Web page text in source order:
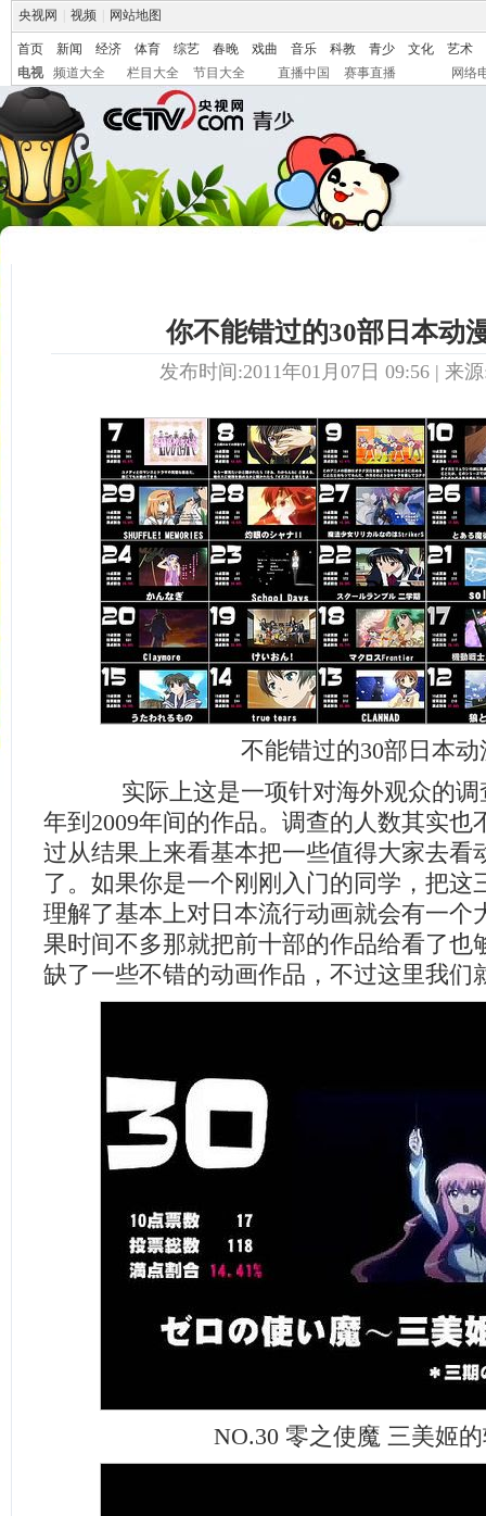
央视网 视频 网站地图
首页 新闻 经济 体育 综艺 春晚 戏曲 音乐 科教 青少 文化
艺术
电视
频道大全 栏目大全 节目大全 直播中国 赛事直播 网络
你不能错过的30部日本动
发布时间:2011年01月07日 09:56 | 来
不能错过的30部日本动
实际上这是一项针对海外观众的调
年到2009年间的作品。调查的人数其实也
过从结果上来看基本把一些值得大家去看
了。如果你是一个刚刚入门的同学，把这
理解了基本上对日本流行动画就会有一个
果时间不多那就把前十部的作品给看了也
缺了一些不错的动画作品，不过这里我们
NO.30 零之使魔 三美姬